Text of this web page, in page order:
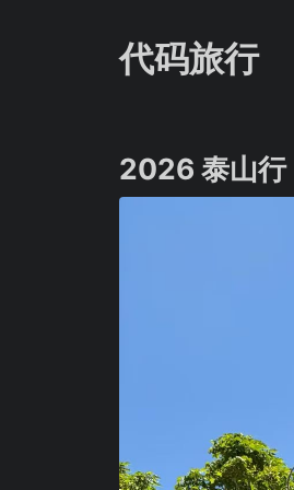
代码旅行
2026 泰山行